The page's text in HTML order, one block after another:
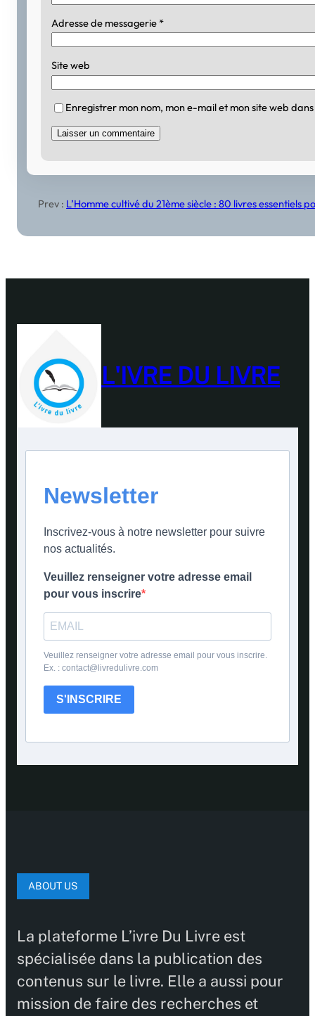
Adresse de messagerie *
Site web
Enregistrer mon nom, mon e-mail et mon site web
Prev : L’Homme cultivé du 21ème siècle : 80 livres
L'IVRE DU LIVRE
Newsletter
Inscrivez-vous à notre newsletter pour suivre
nos actualités.
Veuillez renseigner votre adresse email
pour vous inscrire
Veuillez renseigner votre adresse email pour vous inscrire.
Ex. : contact@livredulivre.com
S'INSCRIRE
ABOUT US
La plateforme L’ivre Du Livre est
spécialisée dans la publication des
contenus sur le livre. Elle a aussi pour
mission de faire des recherches et